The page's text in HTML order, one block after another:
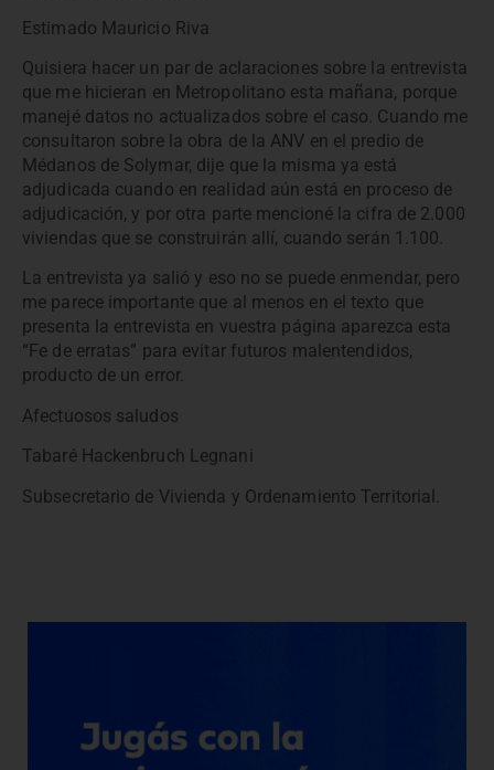
Estimado Mauricio Riva
Quisiera hacer un par de aclaraciones sobre la entrevista
que me hicieran en Metropolitano esta mañana, porque
manejé datos no actualizados sobre el caso. Cuando me
consultaron sobre la obra de la ANV en el predio de
Médanos de Solymar, dije que la misma ya está
adjudicada cuando en realidad aún está en proceso de
adjudicación, y por otra parte mencioné la cifra de 2.000
viviendas que se construirán allí, cuando serán 1.100.
La entrevista ya salió y eso no se puede enmendar, pero
me parece importante que al menos en el texto que
presenta la entrevista en vuestra página aparezca esta
“Fe de erratas” para evitar futuros malentendidos,
producto de un error.
Afectuosos saludos
Tabaré Hackenbruch Legnani
Subsecretario de Vivienda y Ordenamiento Territorial.